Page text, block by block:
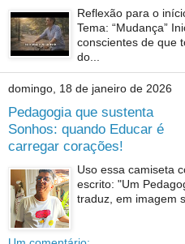
Reflexão para o
Tema: “Mudança”
conscientes de que
do...
domingo, 18 de janeiro de 2026
Pedagogia que sustenta
Sonhos: quando Educar é
carregar corações!
Uso essa camiseta
escrito: "Um
traduz, em imagem